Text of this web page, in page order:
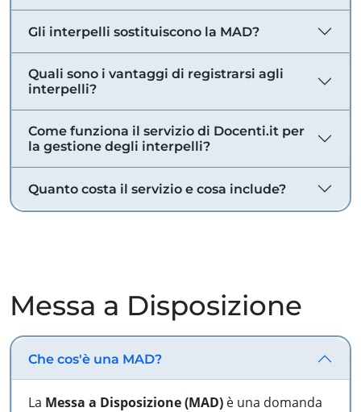
Gli interpelli sostituiscono la MAD?
Quali sono i vantaggi di registrarsi agli
interpelli?
Come funziona il servizio di Docenti.it per
la gestione degli interpelli?
Quanto costa il servizio e cosa include?
Messa a Disposizione
Che cos'è una MAD?
La Messa a Disposizione (MAD) è una domanda